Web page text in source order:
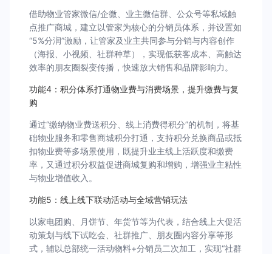
借助物业管家微信/企微、业主微信群、公众号等私域触
点推广商城，建立以管家为核心的分销员体系，并设置如
“5%分润”激励，让管家及业主共同参与分销与内容创作
（海报、小视频、社群种草），实现低获客成本、高触达
效率的朋友圈裂变传播，快速放大销售和品牌影响力。
功能4：积分体系打通物业费与消费场景，提升缴费与复
购
通过“缴纳物业费送积分、线上消费得积分”的机制，将基
础物业服务和零售商城积分打通，支持积分兑换商品或抵
扣物业费等多场景使用，既提升业主线上活跃度和缴费
率，又通过积分权益促进商城复购和增购，增强业主粘性
与物业增值收入。
功能5：线上线下联动活动与全域营销玩法
以家电团购、月饼节、年货节等为代表，结合线上大促活
动策划与线下试吃会、社群推广、朋友圈内容分享等形
式，辅以总部统一活动物料+分销员二次加工，实现“社群